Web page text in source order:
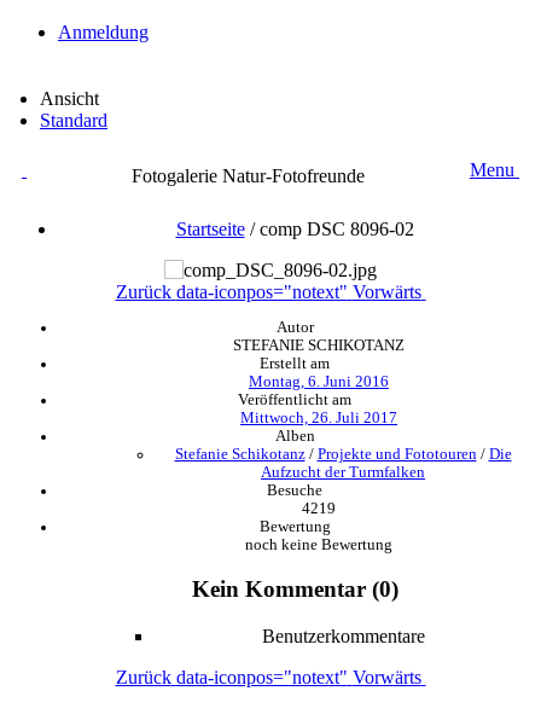
Anmeldung
Ansicht
Standard
Fotogalerie Natur-Fotofreunde Menu
Startseite/comp DSC 8096-02
Zurück data-iconpos="notext" Vorwärts
Autor
STEFANIE SCHIKOTANZ
Erstellt am
Montag, 6. Juni 2016
Veröffentlicht am
Mittwoch, 26. Juli 2017
Alben
Stefanie Schikotanz/ Projekte und Fototouren / Die
Aufzucht der Turmfalken
Besuche
4219
Bewertung
noch keine Bewertung
Kein Kommentar (0)
Benutzerkommentare
Zurück data-iconpos="notext" Vorwärts